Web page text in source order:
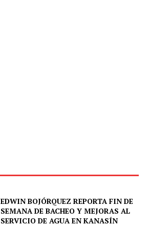
EDWIN BOJÓRQUEZ REPORTA FIN DE
SEMANA DE BACHEO Y MEJORAS AL
SERVICIO DE AGUA EN KANASÍN